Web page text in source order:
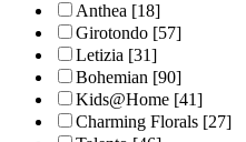
Anthea [18]
Girotondo [57]
Letizia [31]
Bohemian [90]
Kids@Home [41]
Charming Florals [27]